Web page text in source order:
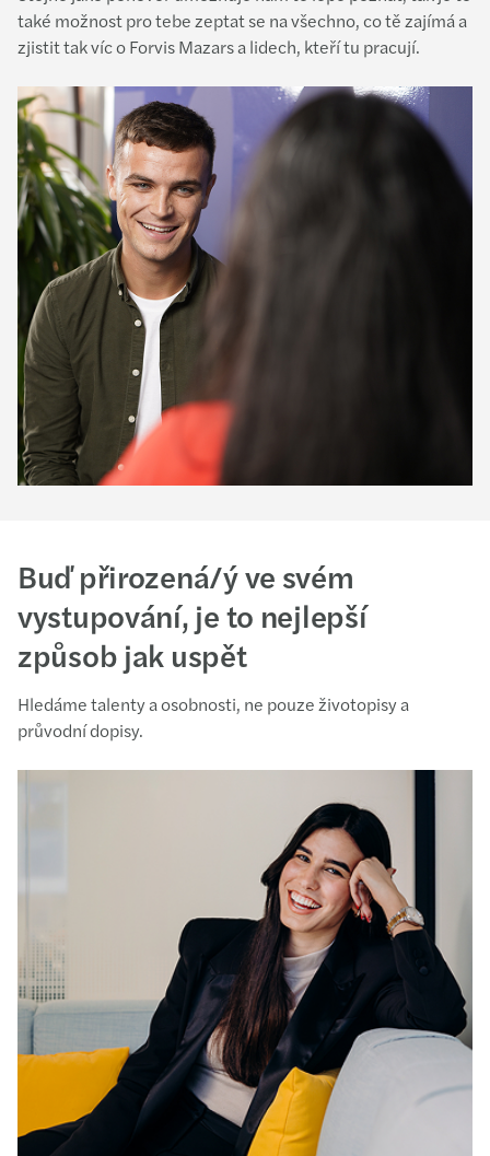
také možnost pro tebe zeptat se na všechno, co tě zajímá a
zjistit tak víc o Forvis Mazars a lidech, kteří tu pracují.
Buď přirozená/ý ve svém
vystupování, je to nejlepší
způsob jak uspět
Hledáme talenty a osobnosti, ne pouze životopisy a
průvodní dopisy.